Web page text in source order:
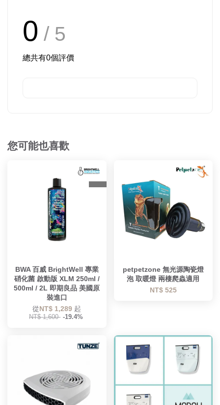
0 / 5
總共有0個評價
您可能也喜歡
BWA 百威 BrightWell 專業
硝化菌 啟動版 XLM 250ml /
500ml / 2L 即期良品 美國原
裝進口
從NT$ 1,289 起
NT$ 1,600 -19.4%
優惠
petpetzone 無光源陶瓷燈
泡 取暖燈 兩棲爬蟲適用
NT$ 525